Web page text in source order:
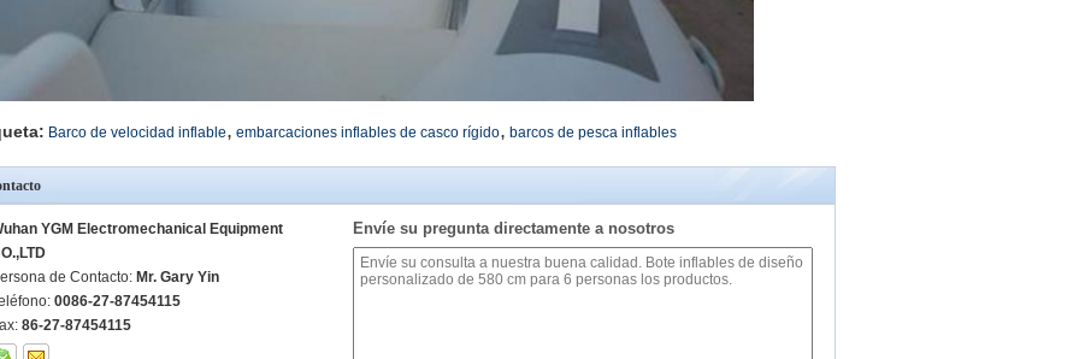
Barco de velocidad inflable, embarcaciones inflables de casco rígido, barcos de pesca inflables
YGM Electromechanical Equipment
de Contacto: Mr. Gary Yin
0086-27-87454115
86-27-87454115
Envíe su pregunta directamente a nosotros